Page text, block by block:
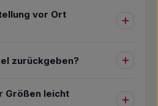
vor Ort
zurückgeben?
Größen leicht